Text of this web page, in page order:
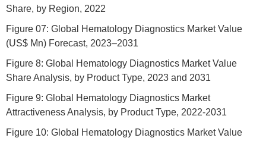
Share, by Region, 2022
Figure 07: Global Hematology Diagnostics Market Value
(US$ Mn) Forecast, 2023–2031
Figure 8: Global Hematology Diagnostics Market Value
Share Analysis, by Product Type, 2023 and 2031
Figure 9: Global Hematology Diagnostics Market
Attractiveness Analysis, by Product Type, 2022-2031
Figure 10: Global Hematology Diagnostics Market Value